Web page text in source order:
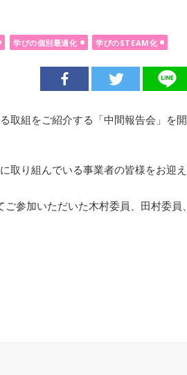
学びの個別最適化 学びのSTEAM化
取組をご紹介する「中間報告会」を開
取り組んでいる事業者の皆様をお迎え
参加いただいた木村委員、田村委員、